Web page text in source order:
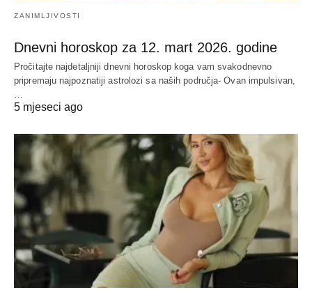
ZANIMLJIVOSTI
Dnevni horoskop za 12. mart 2026. godine
Pročitajte najdetaljniji dnevni horoskop koga vam svakodnevno
pripremaju najpoznatiji astrolozi sa naših područja- Ovan impulsivan,
5 mjeseci ago